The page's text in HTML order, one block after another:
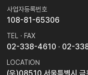
사업자등록번호
108-81-65306
TEL · FAX
02-338-4610 · 02-
LOCATION